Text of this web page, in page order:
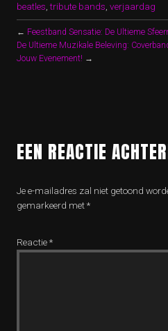
beatles ,tribute bands verjaardag
← Feestband Sensatie: De Ultieme
De Ultieme Muzikale Beleving:
Jouw Evenement! →
EEN REACTIE
Je e-mailadres zal niet getoond
gemarkeerd met*
Reactie*